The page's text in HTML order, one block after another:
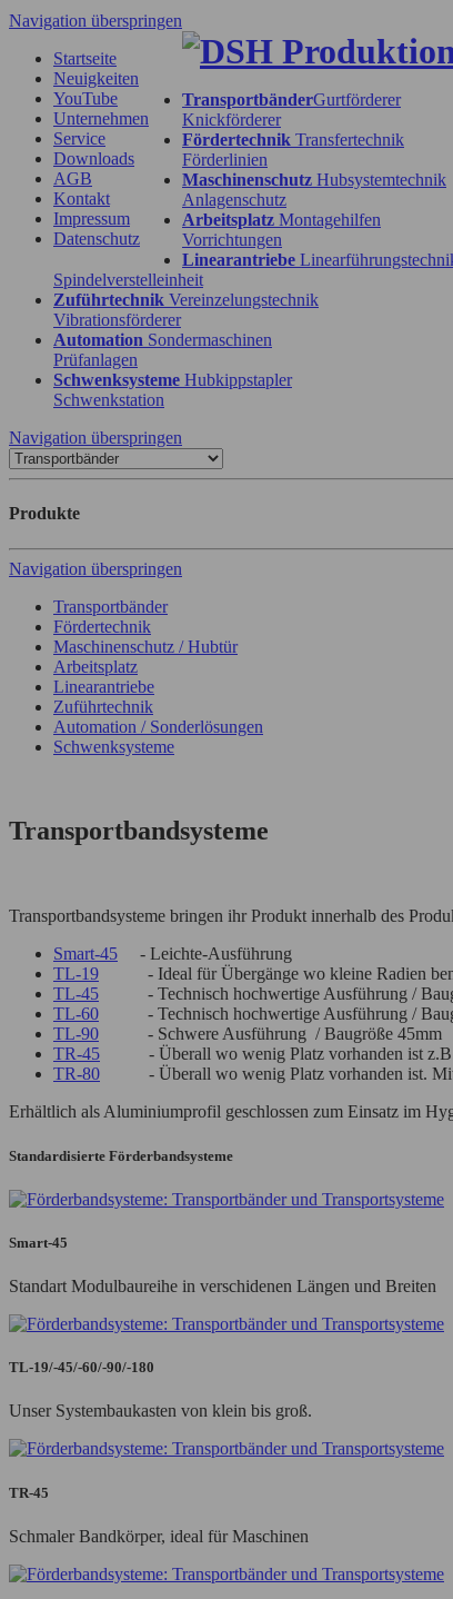
Navigation überspringen
Startseite
Neuigkeiten
YouTube
Unternehmen
Service
Downloads
AGB
Kontakt
Impressum
Datenschutz
TransportbänderGurtförderer
Knickförderer
Fördertechnik Transfertechnik
Förderlinien
Maschinenschutz Hubsystemtechnik
Anlagenschutz
Arbeitsplatz Montagehilfen
Vorrichtungen
Linearantriebe
Spindelverstelleinheit
Zuführtechnik Vereinzelungstechnik
Vibrationsförderer
Automation Sondermaschinen
Prüfanlagen
Schwenksysteme Hubkippstapler
Schwenkstation
Navigation überspringen
Produkte
Navigation überspringen
Transportbänder
Fördertechnik
Maschinenschutz / Hubtür
Arbeitsplatz
Linearantriebe
Zuführtechnik
Automation / Sonderlösungen
Schwenksysteme
Transportbandsysteme
Transportbandsysteme bringen ihr Produkt innerhalb des
Smart-45 - Leichte-Ausführung
TL-19 - Ideal für Übergänge wo kleine Radien
TL-45 - Technisch hochwertige Ausführung /
TL-60 - Technisch hochwertige Ausführung /
TL-90 - Schwere Ausführung / Baugröße 45mm
TR-45 - Überall wo wenig Platz vorhanden ist z.B.
TR-80 - Überall wo wenig Platz vorhanden ist. Mit
Erhältlich als Aluminiumprofil geschlossen zum Einsatz im
Standardisierte Förderbandsysteme
Smart-45
Standart Modulbaureihe in verschidenen Längen und Breiten
TL-19/-45/-60/-90/-180
Unser Systembaukasten von klein bis groß.
TR-45
Schmaler Bandkörper, ideal für Maschinen